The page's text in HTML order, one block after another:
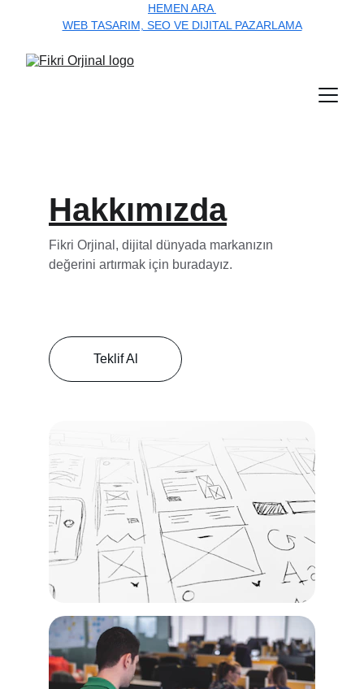
HEMEN ARA
WEB TASARIM, SEO VE DIJITAL PAZARLAMA
Hakkımızda
Fikri Orjinal, dijital dünyada markanızın
değerini artırmak için buradayız.
Teklif Al